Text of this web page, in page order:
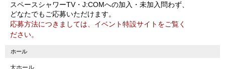
スペースシャワーTV・J:COMへの加入・未加入問わず、
どなたでもご応募いただけます。
応募方法につきましては、イベント特設サイトをご覧く
ださい。
ホール
大ホール